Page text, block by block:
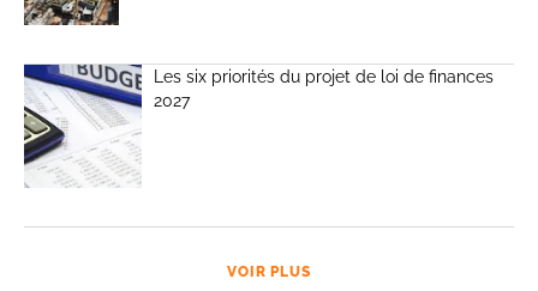
Les six priorités du projet de loi de finances
2027
VOIR PLUS